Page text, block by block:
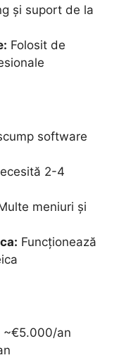
și suport de la
Folosit de
software
2-4
meniuri și
Funcționează
~€5.000/an